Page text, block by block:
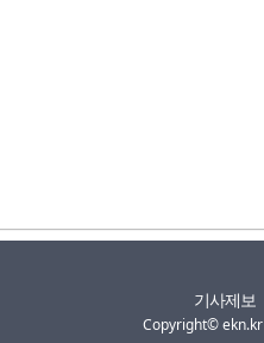
기사제보
Copyright©